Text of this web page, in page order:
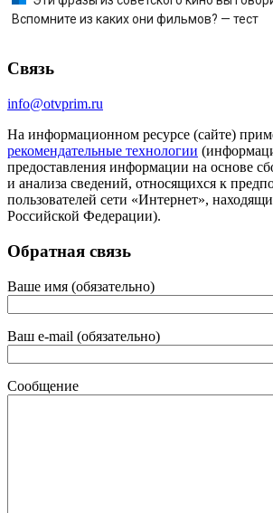
Вспомните из каких они фильмов? — тест
Связь
info@otvprim.ru
На информационном ресурсе (сайте)
рекомендательные технологии
предоставления информации на основе
и анализа сведений, относящихся к
пользователей сети «Интернет»,
Российской Федерации).
Обратная связь
Ваше имя (обязательно)
Ваш e-mail (обязательно)
Сообщение